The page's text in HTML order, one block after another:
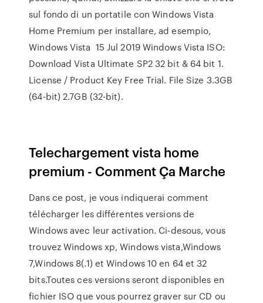
sul fondo di un portatile con Windows Vista
Home Premium per installare, ad esempio,
Windows Vista 15 Jul 2019 Windows Vista ISO:
Download Vista Ultimate SP2 32 bit & 64 bit 1.
License / Product Key Free Trial. File Size 3.3GB
(64-bit) 2.7GB (32-bit).
Telechargement vista home
premium - Comment Ça Marche
Dans ce post, je vous indiquerai comment
télécharger les différentes versions de
Windows avec leur activation. Ci-desous, vous
trouvez Windows xp, Windows vista,Windows
7,Windows 8(.1) et Windows 10 en 64 et 32
bits.Toutes ces versions seront disponibles en
fichier ISO que vous pourrez graver sur CD ou